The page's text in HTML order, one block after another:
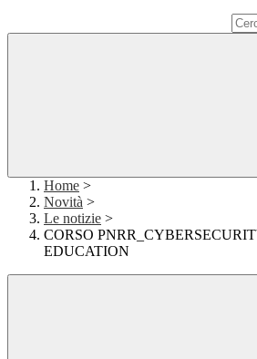
Home >
Novità >
Le notizie >
CORSO
EDUCATION